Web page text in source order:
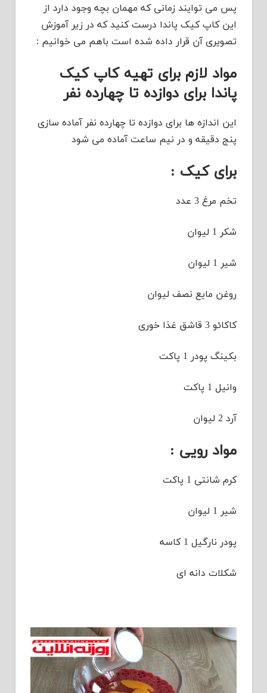
پس می توایند زمانی که مهمان بچه وجود دارد از
این کاپ کیک پاندا درست کنید که در زیر آموزش
تصویری آن قرار داده شده است باهم می خوانیم :
مواد لازم برای تهیه کاپ کیک
پاندا برای دوازده تا چهارده نفر
این اندازه ها برای دوازده تا چهارده نفر آماده سازی
پنج دقیقه و در نیم ساعت آماده می شود
برای کیک :
تخم مرغ 3 عدد
شکر 1 لیوان
شیر 1 لیوان
روغن مایع نصف لیوان
کاکائو 3 قاشق غذا خوری
بکینگ پودر 1 پاکت
وانیل 1 پاکت
آرد 2 لیوان
مواد رویی :
کرم شانتی 1 پاکت
شیر 1 لیوان
پودر نارگیل 1 کاسه
شکلات دانه ای